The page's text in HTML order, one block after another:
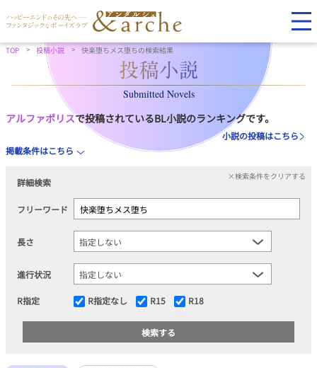
TOP 投稿小説 快楽堕ちメス堕ちの検索結果
Submitted Novels
アルファポリスで投稿されているBL小説のランキングです。
小説の投稿はこちら
掲載条件はこちら
詳細検索
×検索条件をクリアする
フリーワード
長さ
進行状況
R指定 R指定なし R15 R18